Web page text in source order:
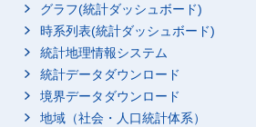
グラフ(統計ダッシュボード)
時系列表(統計ダッシュボード)
統計地理情報システム
統計データダウンロード
境界データダウンロード
地域（社会・人口統計体系）